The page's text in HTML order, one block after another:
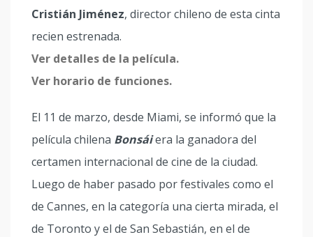
Cristián Jiménez, director chileno de esta cinta
recien estrenada.
Ver detalles de la película.
Ver horario de funciones.
El 11 de marzo, desde Miami, se informó que la
película chilena Bonsáiera la ganadora del
certamen internacional de cine de la ciudad.
Luego de haber pasado por festivales como el
de Cannes, en la categoría una cierta mirada, el
de Toronto y el de San Sebastián, en el de